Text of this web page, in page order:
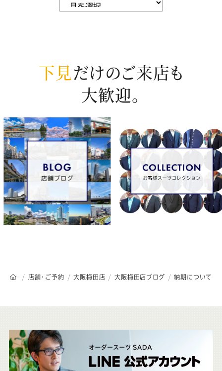
下見だけのご来店も
大歓迎。
オーダースーツSADAのトップページ
店舗・ご予約 大阪梅田店 大阪梅田店ブログ 納期について
こ
ち